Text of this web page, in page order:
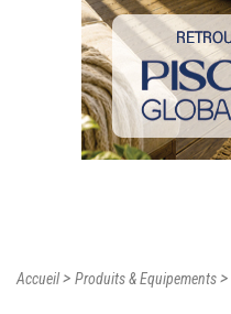
Accueil> Produits & Equipements>